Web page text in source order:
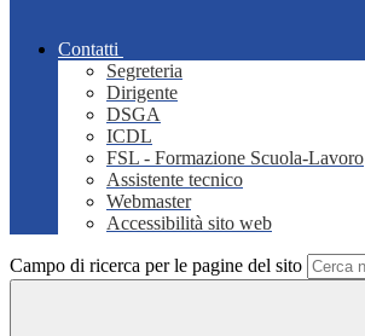
Contatti
Segreteria
Dirigente
DSGA
ICDL
FSL - Formazione Scuola-Lavoro
Assistente tecnico
Webmaster
Accessibilità sito web
Campo di ricerca per le pagine del sito